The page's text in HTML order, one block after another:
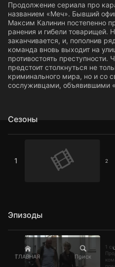
ГЛАВНАЯ Поиск
Продолжение сериала про
названием «Меч». Бывший
Максим Калинин постепенно
ранения и гибели товарищей.
заканчивается, и, пополнив
команда вновь выходит на
противостоять преступности.
предстоит столкнуться не
криминального мира, но и со
сослуживцами, объявившими
Сезоны
1 2
Эпизоды
1
1
1 серия